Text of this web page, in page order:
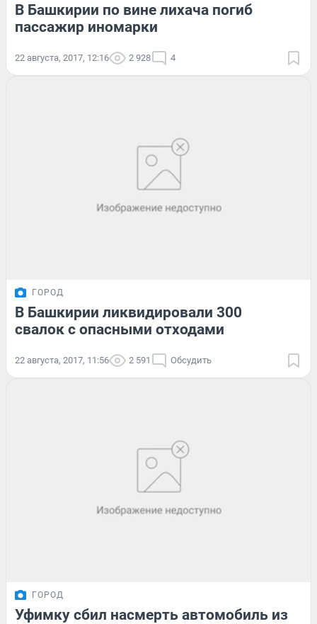
В Башкирии по вине лихача погиб
пассажир иномарки
22 августа, 2017, 12:16 2 928 4
ГОРОД
В Башкирии ликвидировали 300
свалок с опасными отходами
22 августа, 2017, 11:56 2 591 Обсудить
ГОРОД
Уфимку сбил насмерть автомобиль из